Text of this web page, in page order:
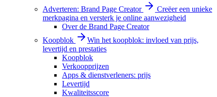
Adverteren: Brand Page Creator
Creëer een unieke
merkpagina en versterk je online aanwezigheid
Over de Brand Page Creator
Koopblok
Win het koopblok: invloed van prijs,
levertijd en prestaties
Koopblok
Verkoopprijzen
Apps & dienstverleners: prijs
Levertijd
Kwaliteitsscore